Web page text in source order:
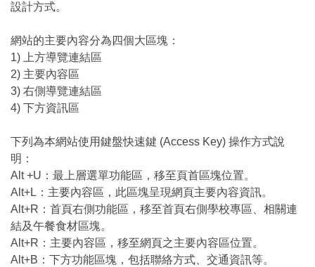
設計方式。
網站的主要內容分為四個大區塊：
1) 上方導覽連結區
2) 主要內容區
3) 右側導覽連結區
4) 下方資訊區
下列為本網站使用鍵盤快速鍵 (Access Key) 操作方式說
明：
Alt +U：最上層選單功能區，移至頁首區塊位置。
Alt+L：主要內容區，此區塊呈現網頁主要內容資訊。
Alt+R：首頁右側功能區，移至首頁右側學校專區、相關連
結及午餐食材區塊。
Alt+R：主要內容區，移至網頁之主要內容區位置。
Alt+B：下方功能區塊，包括聯絡方式、交通資訊等。